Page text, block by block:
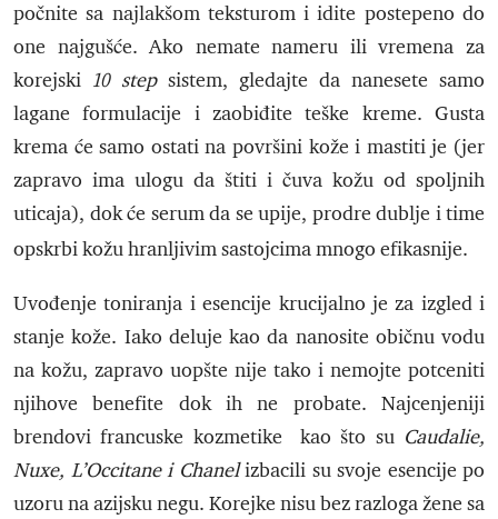
počnite sa najlakšom teksturom i idite postepeno do
one najgušće. Ako nemate nameru ili vremena za
korejski 10 stepsistem, gledajte da nanesete samo
lagane formulacije i zaobiđite teške kreme. Gusta
krema će samo ostati na površini kože i mastiti je (jer
zapravo ima ulogu da štiti i čuva kožu od spoljnih
uticaja), dok će serum da se upije, prodre dublje i time
opskrbi kožu hranljivim sastojcima mnogo efikasnije.
Uvođenje toniranja i esencije krucijalno je za izgled i
stanje kože. Iako deluje kao da nanosite običnu vodu
na kožu, zapravo uopšte nije tako i nemojte potceniti
njihove benefite dok ih ne probate. Najcenjeniji
brendovi francuske kozmetike kao što su Caudalie,
Nuxe, L’Occitane i Chanelizbacili su svoje esencije po
uzoru na azijsku negu. Korejke nisu bez razloga žene sa